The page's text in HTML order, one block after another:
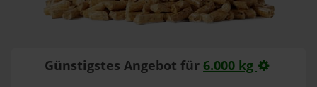
Günstigstes Angebot für 6.000 kg